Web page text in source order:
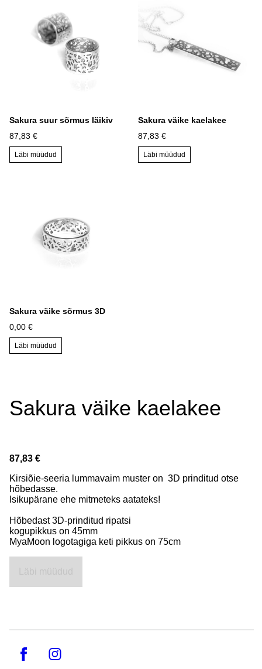
Sakura suur sõrmus läikiv
87,83 €
Läbi müüdud
Sakura väike kaelakee
87,83 €
Läbi müüdud
Sakura väike sõrmus 3D
0,00 €
Läbi müüdud
Sakura väike kaelakee
87,83 €
Kirsiõie-seeria lummavaim muster on 3D prinditud otse
hõbedasse.
Isikupärane ehe mitmeteks aatateks!
Hõbedast 3D-prinditud ripatsi
kogupikkus on 45mm
MyaMoon logotagiga keti pikkus on 75cm